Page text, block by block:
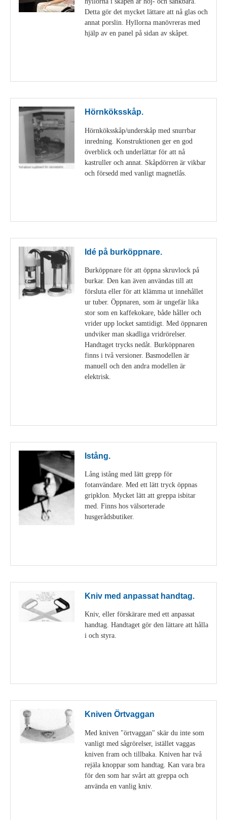
Detta gör det mycket lättare att nå glas och
annat porslin. Hyllorna manövreras med
hjälp av en panel på sidan av skåpet.
Hörnköksskåp.
Hörnköksskåp/underskåp med snurrbar
inredning. Konstruktionen ger en god
överblick och underlättar för att nå
kastruller och annat. Skåpdörren är vikbar
och försedd med vanligt magnetlås.
Idé på burköppnare.
Burköppnare för att öppna skruvlock på
burkar. Den kan även användas till att
försluta eller för att klämma ut innehållet
ur tuber. Öppnaren, som är ungefär lika
stor som en kaffekokare, både håller och
vrider upp locket samtidigt. Med öppnaren
undviker man skadliga vridrörelser.
Handtaget trycks nedåt. Burköppnaren
finns i två versioner. Basmodellen är
manuell och den andra modellen är
elektrisk.
Istång.
Lång istång med lätt grepp för
fotanvändare. Med ett lätt tryck öppnas
gripklon. Mycket lätt att greppa isbitar
med. Finns hos välsorterade
husgerådsbutiker.
Kniv med anpassat handtag.
Kniv, eller förskärare med ett anpassat
handtag. Handtaget gör den lättare att hålla
i och styra.
Kniven Örtvaggan
Med kniven "örtvaggan" skär du inte som
vanligt med sågrörelser, istället vaggas
kniven fram och tillbaka. Kniven har två
rejäla knoppar som handtag. Kan vara bra
för den som har svårt att greppa och
använda en vanlig kniv.